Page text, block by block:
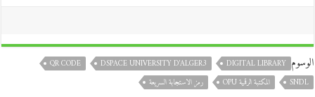
الوسوم DIGITAL LIBRARY
DSPACE UNIVERSITY D'ALGER3
QR CODE
SNDL
المكتبة الرقمية OPU رمز الاستجابة السريعة